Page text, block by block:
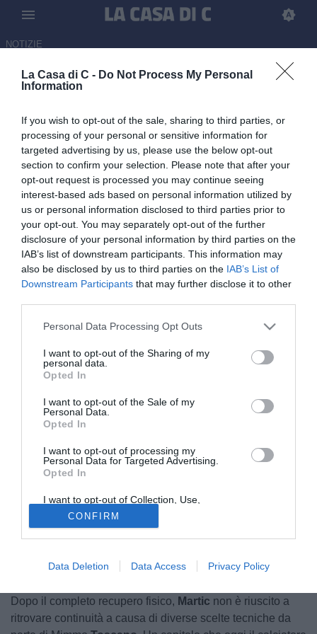
La Casa di C - Do Not Process My Personal
Information
If you wish to opt-out of the sale, sharing to third parties, or
processing of your personal or sensitive information for
targeted advertising by us, please use the below opt-out
section to confirm your selection. Please note that after your
opt-out request is processed you may continue seeing
interest-based ads based on personal information utilized by
us or personal information disclosed to third parties prior to
your opt-out. You may separately opt-out of the further
disclosure of your personal information by third parties on the
IAB’s list of downstream participants. This information may
also be disclosed by us to third parties on the IAB’s List of
Downstream Participants that may further disclose it to other
Personal Data Processing Opt Outs
I want to opt-out of the Sharing of my
personal data.
Opted In
I want to opt-out of the Sale of my
Personal Data.
Opted In
I want to opt-out of processing my
Personal Data for Targeted Advertising.
Opted In
I want to opt-out of Collection, Use,
Retention, Sale, and/or Sharing of my
Personal Data that Is Unrelated with the
Purposes for which it was collected.
Opted Out
CONFIRM
Data Deletion Data Access Privacy Policy
NOTIZIE
L'infortunio e ora un nuovo
una nuova esperienza post
Catania
10.06.2026 12:30 di Redazione
Un problema fisico e scelte tecniche differenti: il resoconto della
stagione del difensore classe 1995, già proiettato con lo sguardo al
futuro
© foto di Paolo Baratto/Grigionline.com
La stagione alCatania
Sicilia con grandi aspettative e con un importante bagaglio
di esperienza internazionale, ma un infortunio ne ha
rallentato il percorso proprio nel momento in cui stava
all’interno della squadra.
Dopo il completo recupero fisico, Martic non è riuscito a
ritrovare continuità a causa di diverse scelte tecniche da